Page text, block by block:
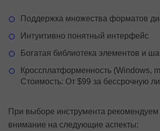
Поддержка множества форматов
Интуитивно понятный интерфейс
Богатая библиотека элементов и
Кроссплатформенность (Windows,
Стоимость: От $99 за бессрочную
При выборе инструмента рекомендуем
внимание на следующие аспекты: